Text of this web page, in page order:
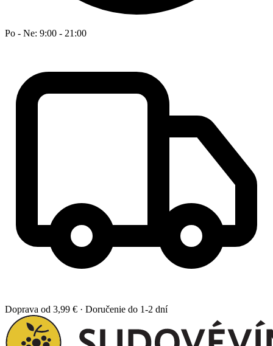
Po - Ne: 9:00 - 21:00
Doprava od 3,99 € · Doručenie do 1-2 dní